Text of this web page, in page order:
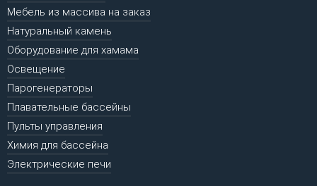
Мебель из массива на заказ
Натуральный камень
Оборудование для хамама
Освещение
Парогенераторы
Плавательные бассейны
Пульты управления
Химия для бассейна
Электрические печи